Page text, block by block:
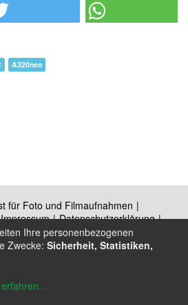
A320neo
für Foto und Filmaufnahmen
Impressum
Datenschutzerklärung
®
Ihre personenbezogenen
Zwecke: Sicherheit, Statistiken,
...